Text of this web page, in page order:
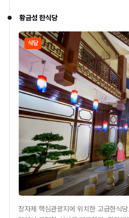
황금성 한식당
식당
장자제 핵심관광지에 위치한 고급한식